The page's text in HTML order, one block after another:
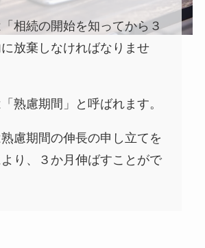
相続の開始を知ってから３
放棄しなければなりませ
熟慮期間」と呼ばれます。
慮期間の伸長の申し立てを
り、３か月伸ばすことがで